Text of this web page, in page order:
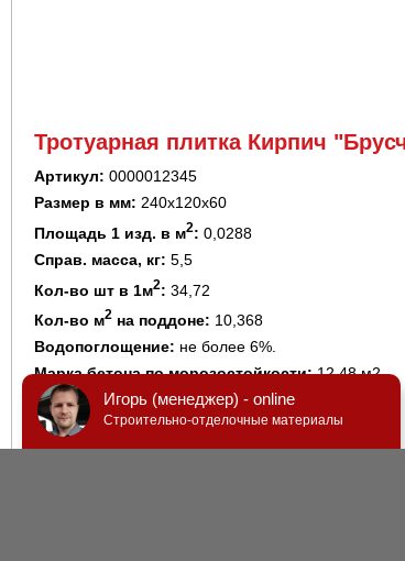
Тротуарная плитка Кирпич
Артикул: 0000012345
Размер в мм: 240х120х60
Площадь 1 изд. в м2: 0,0288
Справ. масса, кг: 5,5
Кол-во шт в 1м2: 34,72
Кол-во м2 на поддоне: 10,368
Водопоглощение: не более 6%.
Марка бетона по морозостойкости: 12,48 м2
Класс бетона: 174,72 м2
Прочность на сжатие не менее: 350 кгс/кв.см
Количество на поддоне: 12,48 м2
Игорь (менеджер) - online
Строительно-отделочные материалы